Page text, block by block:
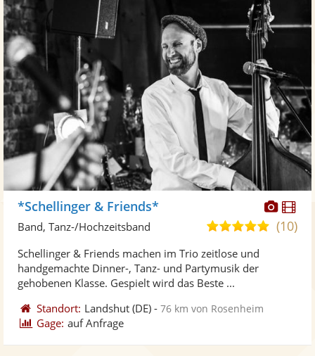
*Schellinger & Friends*
5,0(10)
Band, Tanz-/Hochzeitsband
Schellinger & Friends machen im Trio zeitlose und
handgemachte Dinner-, Tanz- und Partymusik der
gehobenen Klasse. Gespielt wird das Beste ...
Standort: Landshut (DE) -76 km von Rosenheim
Gage: auf Anfrage